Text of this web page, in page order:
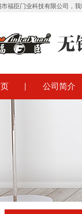
福臣门业科技有限公司，
公司简介